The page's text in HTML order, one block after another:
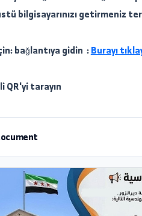
ve notlar:
olmaması gerekmektedir.
bilgisayarınızı
için: bağlantıya gidin :
ekli QR'yi tarayın